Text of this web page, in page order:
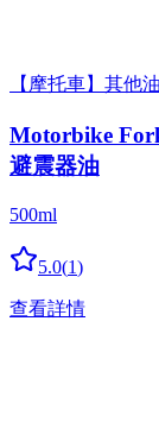
【摩托車】其他
Motorbike
避震器油
500ml
5.0(1)
查看詳情